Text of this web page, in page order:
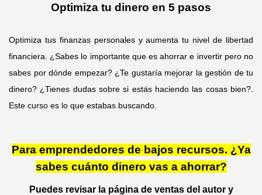
Optimiza tu dinero en 5 pasos
Optimiza tus finanzas personales y aumenta tu nivel de libertad
financiera. ¿Sabes lo importante que es ahorrar e invertir pero no
sabes por dónde empezar? ¿Te gustaría mejorar la gestión de tu
dinero? ¿Tienes dudas sobre si estás haciendo las cosas bien?.
Este curso es lo que estabas buscando.
Para emprendedores de bajos recursos. ¿Ya
sabes cuánto dinero vas a ahorrar?
Puedes revisar la página de ventas del autor y